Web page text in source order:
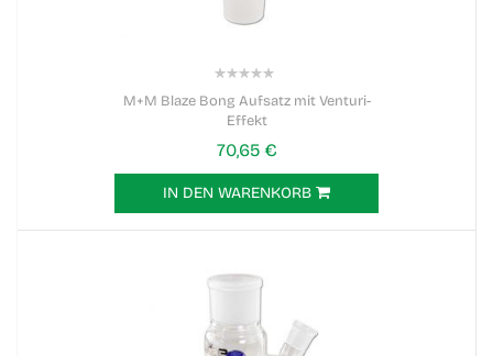
M+M Blaze Bong Aufsatz mit Venturi-
Effekt
70,65 €
IN DEN WARENKORB